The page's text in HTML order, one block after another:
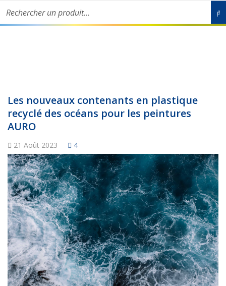
Livraison partout en France de nos produits écologiques en 48h-
Les nouveaux contenants en plastique
recyclé des océans pour les peintures
AURO
21 Août 2023 4